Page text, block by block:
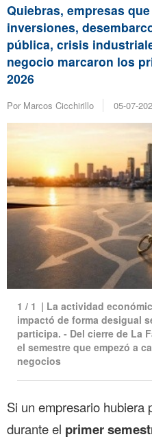
Quiebras, empresas
inversiones,
pública, crisis
negocio marcaron los
2026
Por Marcos Cicchirillo 05-07-
1 / 1 | La actividad
impactó de forma desigual
participa. - Del cierre de La
el semestre que empezó a
negocios
Si un empresario hubiera
durante el primer